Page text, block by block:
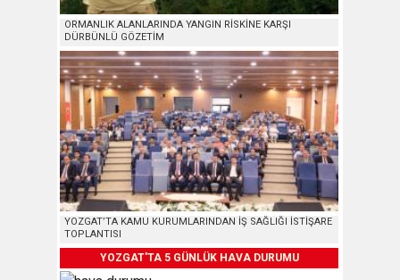
ORMANLIK ALANLARINDA YANGIN RİSKİNE KARŞI
DÜRBÜNLÜ GÖZETİM
YOZGAT’TA KAMU KURUMLARINDAN İŞ SAĞLIĞI İSTİŞARE
TOPLANTISI
YOZGAT'TA 5 GÜNLÜK HAVA DURUMU